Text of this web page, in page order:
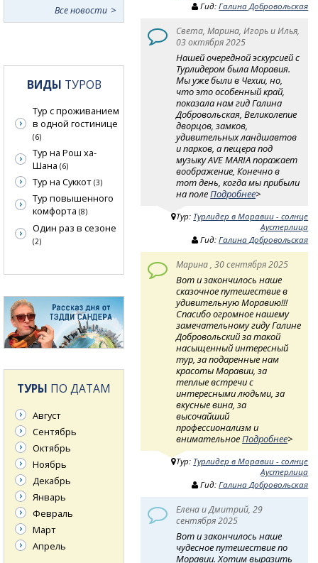
Гид:Галина Добровольская
Света, Марина, Игорь и Илья,
03 октября 2025
Нашей очередной эскурсией с
Турлидером была Моравия.
Мы уже были в Чехии, но,
что это особенный край,
показала нам гид Галина
Добровольская, Великолепие
дворцов, замков,
удивительных ландшавтов
и парков, а пещера под
музыку AVE MARIA поражает
воображение, Конечно в
тот день, когда мы прибыли
на полеПодробнее>
Тур: Турлидер в Моравии - солнце
Аустерлица
Гид:Галина Добровольская
Марина , 30 сентября 2025
Вот и закончилось наше
сказочное путешествие в
удивительную Моравию!!!
Спасибо огромное нашему
замечательному гиду Галине
Добровольский за такой
насыщенный интересный
тур, за подаренные нам
красоты Моравии, за
теплые встречи с
интересными людьми, за
вкусные вина, за
высочайший
профессионализм и
внимательноеПодробнее>
Тур: Турлидер в Моравии - солнце
Аустерлица
Гид:Галина Добровольская
Елена и Дмитрий, 29
сентября 2025
Вот и закончилось наше
чудесное путешествие по
Моравии. Хотим выразить
Все новости
ВИДЫ ТУРОВ
Тур с проживанием
в одной гостинице
(6)
Тур на Рош ха-
Шана (6)
Тур на Суккот (3)
Тур повышенного
комфорта (8)
Один раз в сезоне
(2)
ТУРЫ ПО ДАТАМ
Август
Сентябрь
Октябрь
Ноябрь
Декабрь
Январь
Февраль
Март
Апрель